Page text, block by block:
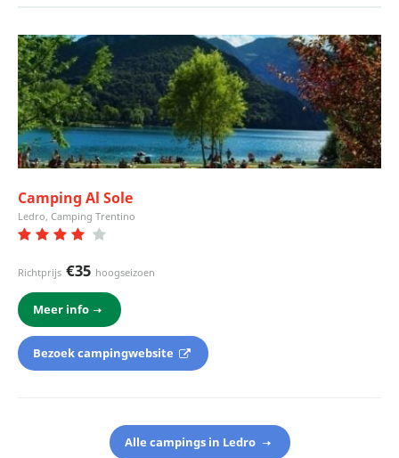
Camping Al Sole
Ledro, Camping Trentino
Richtprijs €35 hoogseizoen
Meer info
Bezoek campingwebsite
Alle campings in Ledro